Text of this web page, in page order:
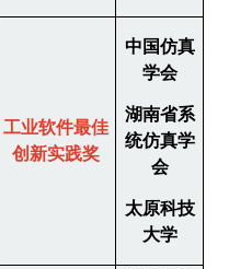
工业软件最佳
创新实践奖
中国仿真
学会
湖南省系
统仿真学
会
太原科技
大学